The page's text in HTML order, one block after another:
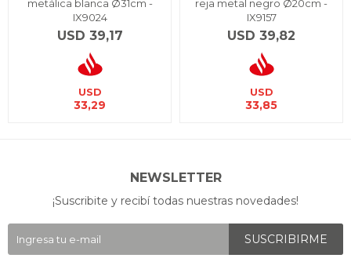
metálica blanca Ø31cm -
IX9024
USD 39,17
USD
33,29
reja metal negro Ø20cm -
IX9157
USD 39,82
USD
33,85
NEWSLETTER
¡Suscribite y recibí todas nuestras novedades!
SUSCRIBIRME